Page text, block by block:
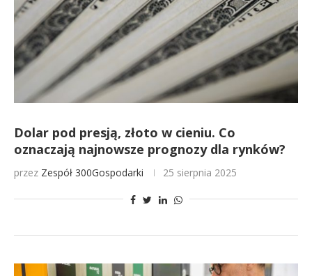
Dolar pod presją, złoto w cieniu. Co
oznaczają najnowsze prognozy dla rynków?
przez Zespół 300Gospodarki 25 sierpnia 2025